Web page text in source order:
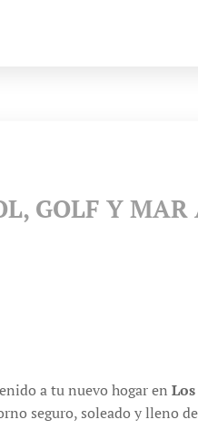
GOLF Y
a tu nuevo hogar en
seguro, soleado y lleno